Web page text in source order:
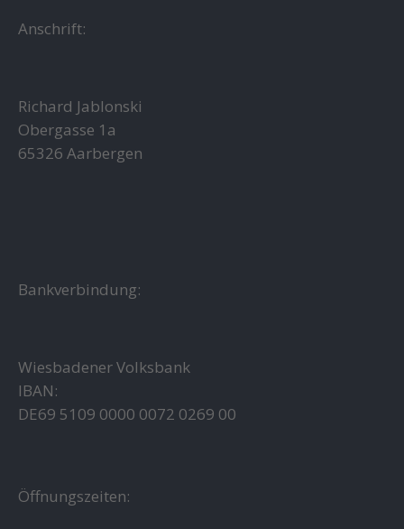
Anschrift:
Richard Jablonski
Obergasse 1a
65326 Aarbergen
Bankverbindung:
Wiesbadener Volksbank
IBAN:
DE69 5109 0000 0072 0269 00
Öffnungszeiten: